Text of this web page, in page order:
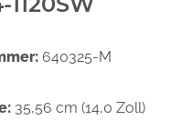
640325-M
35,56 cm (14,0 Zoll)